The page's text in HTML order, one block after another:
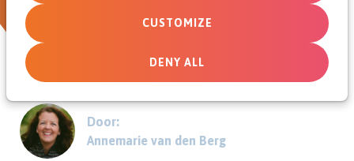
CUSTOMIZE
DENY ALL
December 20, 2023
Door:
Annemarie van den Berg